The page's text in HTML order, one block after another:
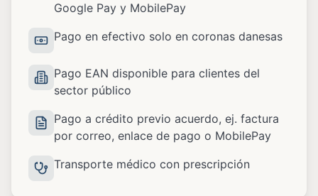
Google Pay y MobilePay
Pago en efectivo solo en coronas danesas
Pago EAN disponible para clientes del
sector público
Pago a crédito previo acuerdo, ej. factura
por correo, enlace de pago o MobilePay
Transporte médico con prescripción